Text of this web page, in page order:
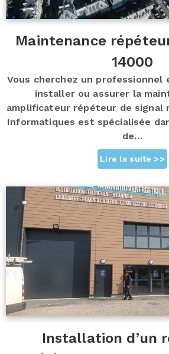
Maintenance
14000
Vous cherchez un professionnel
installer ou assurer la
amplificateur répéteur de signal
Informatiques est spécialisée
de…
Lire la suite >>
Installation d’un